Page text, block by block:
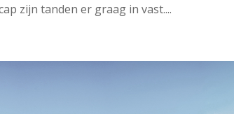
zijn tanden er graag in vast....